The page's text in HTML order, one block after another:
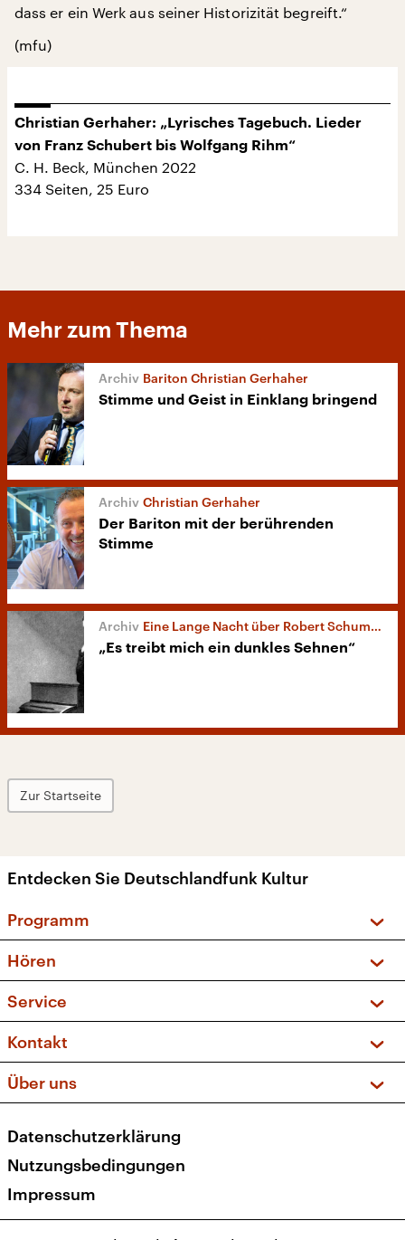
dass er ein Werk aus seiner Historizität begreift.“
(mfu)
Christian Gerhaher: „Lyrisches Tagebuch. Lieder
von Franz Schubert bis Wolfgang Rihm“
C. H. Beck, München 2022
334 Seiten, 25 Euro
Mehr zum Thema
Bariton Christian Gerhaher
Stimme und Geist in Einklang bringend
Christian Gerhaher
Der Bariton mit der berührenden
Stimme
Eine Lange Nacht über Robert Schumann
„Es treibt mich ein dunkles Sehnen“
Zur Startseite
Entdecken Sie Deutschlandfunk Kultur
Programm
Sendungen und Podcasts
Musikliste
Kakadu – Das Kinderprogramm
Hören
Frequenzen (UKW + DAB+)
Service
FAQ
Apps
Newsletter
Veranstaltungen
Kontakt
Social Media
Über uns
Presse
Karriere
Transparenz
Datenschutzerklärung
Nutzungsbedingungen
Impressum